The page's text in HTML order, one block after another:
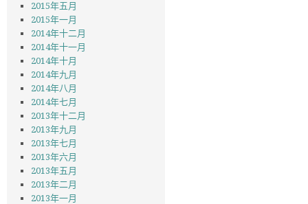
2015年五月
2015年一月
2014年十二月
2014年十一月
2014年十月
2014年九月
2014年八月
2014年七月
2013年十二月
2013年九月
2013年七月
2013年六月
2013年五月
2013年二月
2013年一月